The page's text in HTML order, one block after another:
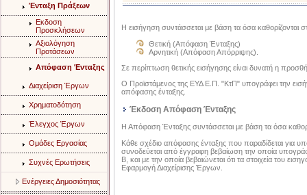
Ένταξη Πράξεων
Εκδοση
Προσκλήσεων
Αξιολόγηση
Προτάσεων
Απόφαση Ένταξης
Διαχείριση Έργων
Χρηματοδότηση
Έλεγχος Έργων
Ομάδες Εργασίας
Συχνές Ερωτήσεις
Ενέργειες Δημοσιότητας
Η εισήγηση συντάσσεται με βάση τα όσα
Θετική (Απόφαση Ένταξης)
Αρνητική (Απόφαση Απόρριψης).
Σε περίπτωση θετικής εισήγησης είναι δυνατή η
Ο Προϊστάμενος της ΕΥΔ Ε.Π. "ΚτΠ" υπογράφει την
απόφασης ένταξης.
Έκδοση Απόφαση Ένταξης
Η Απόφαση Ένταξης συντάσσεται με βάση τα όσα
Κάθε σχέδιο απόφασης ένταξης που παραδίδεται για
συνοδεύεται από έγγραφη βεβαίωση την οποία
Β, και με την οποία βεβαιώνεται ότι τα στοιχεία του
Εφαρμογή Διαχείρισης Έργων.